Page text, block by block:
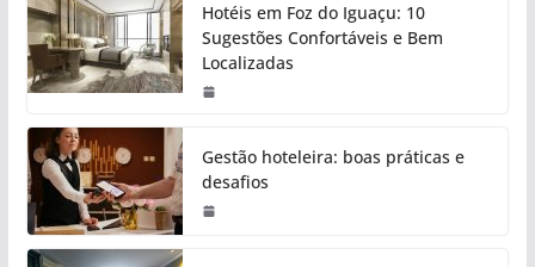
Hotéis em Foz do Iguaçu: 10
Sugestões Confortáveis e Bem
Localizadas
Gestão hoteleira: boas práticas e
desafios